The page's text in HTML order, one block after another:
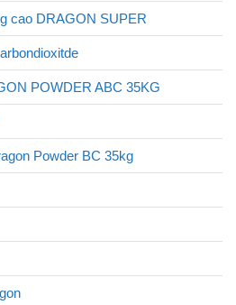
cao DRAGON SUPER
POWDER ABC 35KG
Powder BC 35kg